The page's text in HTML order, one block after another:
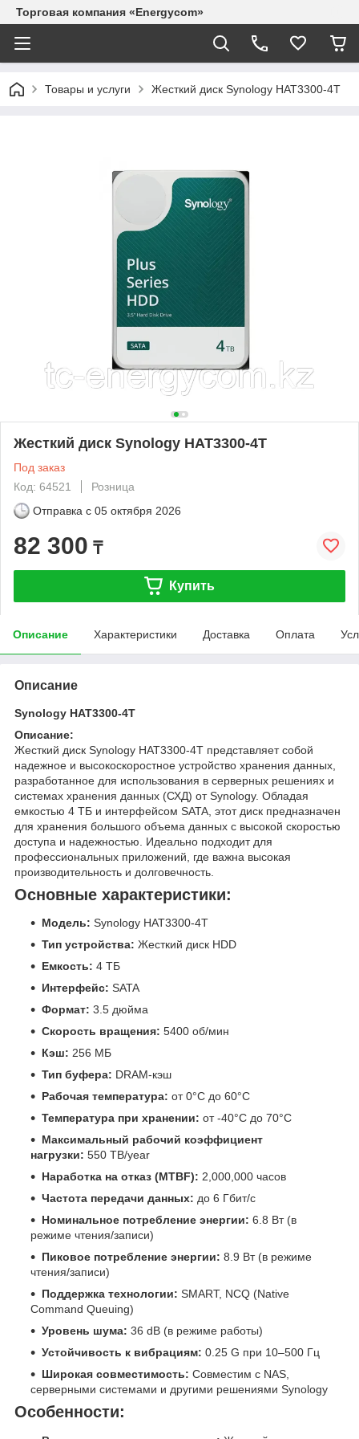
Торговая компания «Energycom»
Товары и услуги Жесткий диск Synology HAT3300-4T
Жесткий диск Synology HAT3300-4T
Под заказ
Код: 64521
Розница
Отправка с 05 октября 2026
82 300 ₸
Купить
Описание Характеристики Доставка Оплата
Описание
Synology HAT3300-4T
Описание:
Жесткий диск Synology HAT3300-4T представляет собой
надежное и высокоскоростное устройство хранения данных,
разработанное для использования в серверных решениях и
системах хранения данных (СХД) от Synology. Обладая
емкостью 4 ТБ и интерфейсом SATA, этот диск предназначен
для хранения большого объема данных с высокой скоростью
доступа и надежностью. Идеально подходит для
профессиональных приложений, где важна высокая
производительность и долговечность.
Основные характеристики:
Модель: Synology HAT3300-4T
Тип устройства: Жесткий диск HDD
Емкость: 4 ТБ
Интерфейс: SATA
Формат: 3.5 дюйма
Скорость вращения: 5400 об/мин
Кэш: 256 МБ
Тип буфера: DRAM-кэш
Рабочая температура: от 0°C до 60°C
Температура при хранении: от -40°C до 70°C
Максимальный рабочий коэффициент
нагрузки: 550 TB/year
Наработка на отказ (MTBF): 2,000,000 часов
Частота передачи данных: до 6 Гбит/с
Номинальное потребление энергии: 6.8 Вт (в
режиме чтения/записи)
Пиковое потребление энергии: 8.9 Вт (в режиме
чтения/записи)
Поддержка технологии: SMART, NCQ (Native
Command Queuing)
Уровень шума: 36 dB (в режиме работы)
Устойчивость к вибрациям: 0.25 G при 10–500 Гц
Широкая совместимость: Совместим с NAS,
серверными системами и другими решениями Synology
Особенности: